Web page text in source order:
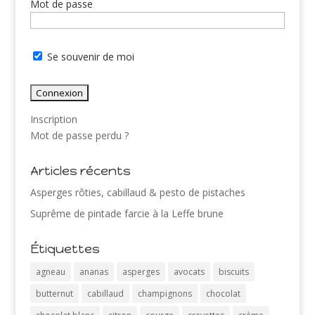
Mot de passe
Se souvenir de moi
Inscription
Mot de passe perdu ?
Articles récents
Asperges rôties, cabillaud & pesto de pistaches
Suprême de pintade farcie à la Leffe brune
Étiquettes
agneau ananas asperges avocats
biscuits
butternut
cabillaud champignons
chocolat